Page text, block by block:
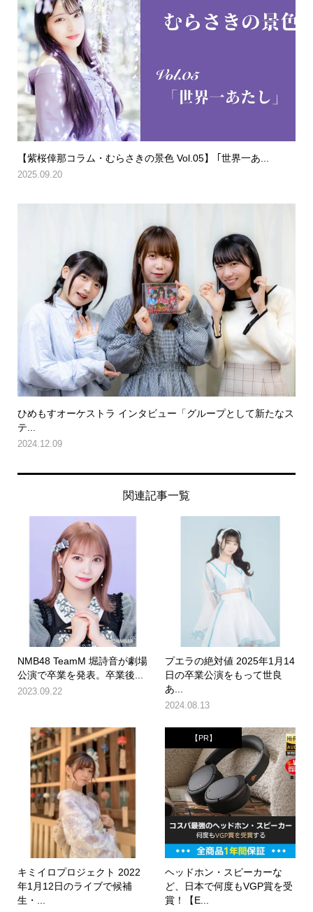
【紫桜倖那コラム・むらさきの景色 Vol.05】 ｢世界一あ...
2025.09.20
ひめもすオーケストラ インタビュー「グループとして新たなス
テ...
2024.12.09
関連記事一覧
NMB48 TeamM 堀詩音が劇場
公演で卒業を発表。卒業後...
2023.09.22
プエラの絶対値 2025年1月14
日の卒業公演をもって世良
あ...
2024.08.13
キミイロプロジェクト 2022
年1月12日のライブで候補
生・...
【PR】
ヘッドホン・スピーカーな
ど、日本で何度もVGP賞を受
賞！【E...